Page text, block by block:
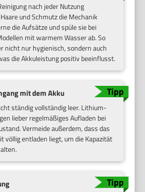
nach jeder Nutzung
und Schmutz die Mechanik
die Aufsätze und spüle sie bei
mit warmem Wasser ab. So
nicht nur hygienisch, sondern auch
die Akkuleistung positiv beeinflusst.
mit dem Akku
ständig vollständig leer. Lithium-
lieber regelmäßiges Aufladen bei
Vermeide außerdem, dass das
völlig entladen liegt, um die Kapazität